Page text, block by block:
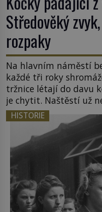
Středověký
rozpaky
Na hlavním náměstí
každé tři roky
tržnice létají do davu
je chytit. Naštěstí už
jenom o plyšové
Tato veselá podívaná
nejpodivnějších a
HISTORIE